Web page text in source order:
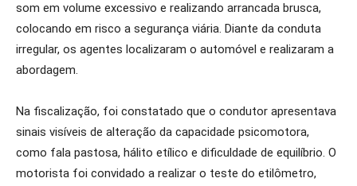
som em volume excessivo e realizando arrancada brusca,
colocando em risco a segurança viária. Diante da conduta
irregular, os agentes localizaram o automóvel e realizaram a
abordagem.
Na fiscalização, foi constatado que o condutor apresentava
sinais visíveis de alteração da capacidade psicomotora,
como fala pastosa, hálito etílico e dificuldade de equilíbrio. O
motorista foi convidado a realizar o teste do etilômetro,